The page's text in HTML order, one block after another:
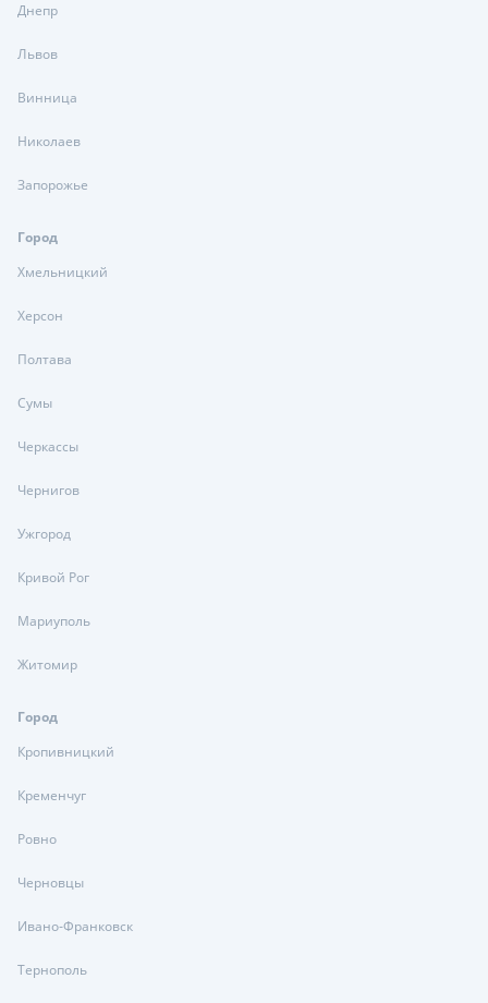
Днепр
Львов
Винница
Николаев
Запорожье
Город
Хмельницкий
Херсон
Полтава
Сумы
Черкассы
Чернигов
Ужгород
Кривой Рог
Мариуполь
Житомир
Город
Кропивницкий
Кременчуг
Ровно
Черновцы
Ивано-Франковск
Тернополь